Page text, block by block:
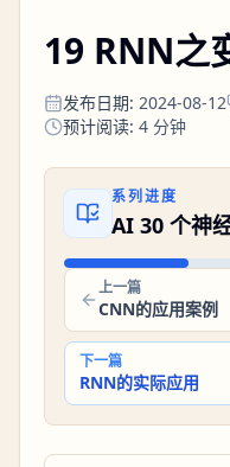
19 RNN之
发布日期: 2024-08-12
预计阅读: 4 分钟
系列进度
AI 30 个神
上一篇
CNN的应用案例
下一篇
RNN的实际应用